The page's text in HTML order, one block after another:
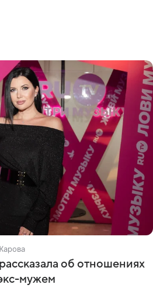
об отношениях
мужем